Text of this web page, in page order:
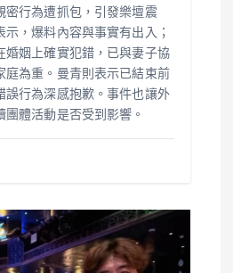
密行為遭抓包，引發樂壇震
示，爆料內容與事實有出入；
婚姻上確實犯錯，已與妻子協
庭為重。曼青則表示已結束前
誤行為深感抱歉。事件也讓外
團體活動是否受到影響。